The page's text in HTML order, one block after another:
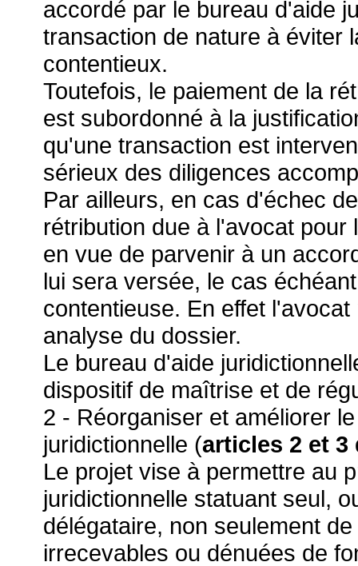
accordé par le bureau d'aide
transaction de nature à éviter
contentieux.
Toutefois, le paiement de la
est subordonné à la
qu'une transaction est
sérieux des diligences
Par ailleurs, en cas d'échec
rétribution due à l'avocat
en vue de parvenir à un
lui sera versée, le cas
contentieuse. En effet
analyse du dossier.
Le bureau d'aide
dispositif de maîtrise et de
2 - Réorganiser et améliorer
juridictionnelle (articles 2 et 3
Le projet vise à permettre au
juridictionnelle statuant seul,
délégataire, non seulement
irrecevables ou dénuées de